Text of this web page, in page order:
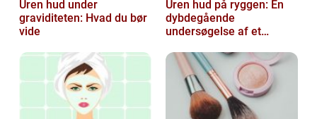
Uren hud under
graviditeten: Hvad du bør
vide
Uren hud på ryggen: En
dybdegående
undersøgelse af et
undertiden overset
skønhedspr...